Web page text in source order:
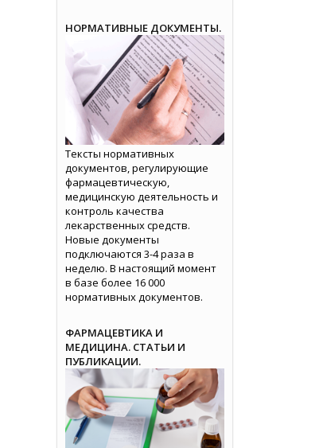
НОРМАТИВНЫЕ ДОКУМЕНТЫ.
Тексты нормативных
документов, регулирующие
фармацевтическую,
медицинскую деятельность и
контроль качества
лекарственных средств.
Новые документы
подключаются 3-4 раза в
неделю. В настоящий момент
в базе более 16 000
нормативных документов.
ФАРМАЦЕВТИКА И
МЕДИЦИНА. СТАТЬИ И
ПУБЛИКАЦИИ.